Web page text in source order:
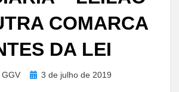
COMARCA
DA LEI
GGV
Posted
3 de julho de 2019